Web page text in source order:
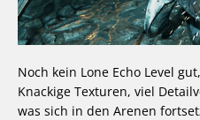
Noch kein Lone Echo Level
Knackige Texturen, viel
was sich in den Arenen